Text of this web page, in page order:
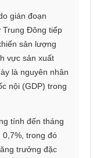
gián đoạn
Trung Đông tiếp
sản lượng
vực sản xuất
là nguyên nhân
nội (GDP) trong
tính đến tháng
trong đó
trưởng đặc